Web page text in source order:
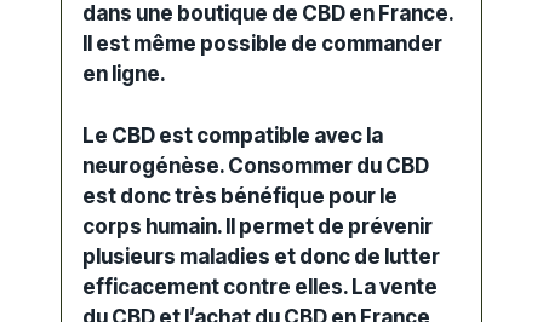
dans une boutique de CBD en France.
Il est même possible de commander
en ligne.
Le CBD est compatible avec la
neurogénèse. Consommer du CBD
est donc très bénéfique pour le
corps humain. Il permet de prévenir
plusieurs maladies et donc de lutter
efficacement contre elles. La vente
du CBD et l’achat du CBD en France